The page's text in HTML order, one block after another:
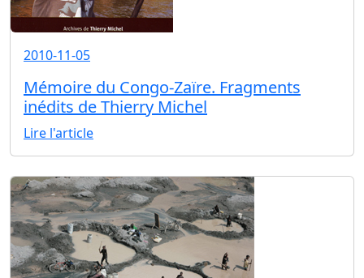
2010-11-05
Mémoire du Congo-Zaïre. Fragments
inédits de Thierry Michel
Lire l'article